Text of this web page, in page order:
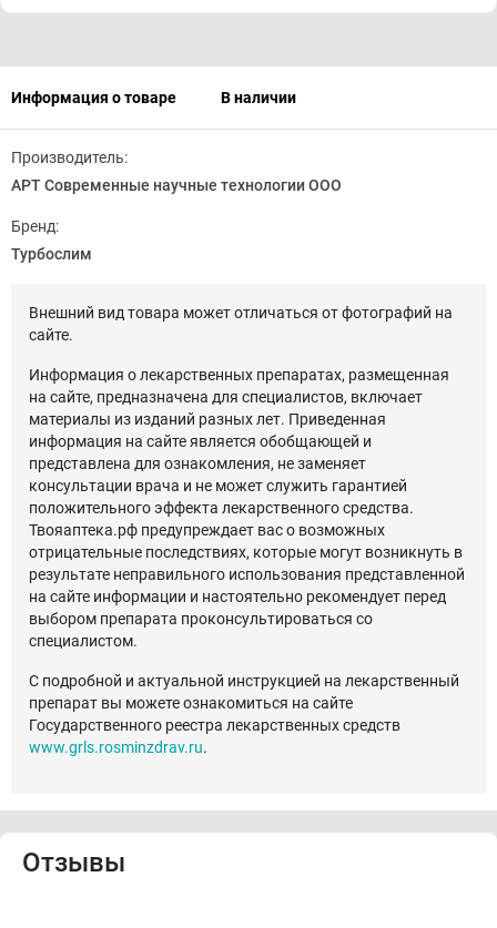
Информация о товаре В наличии
Производитель:
АРТ Современные научные технологии ООО
Бренд:
Турбослим
Внешний вид товара может отличаться от фотографий на
сайте.
Информация о лекарственных препаратах, размещенная
на сайте, предназначена для специалистов, включает
материалы из изданий разных лет. Приведенная
информация на сайте является обобщающей и
представлена для ознакомления, не заменяет
консультации врача и не может служить гарантией
положительного эффекта лекарственного средства.
Твояаптека.рф предупреждает вас о возможных
отрицательные последствиях, которые могут возникнуть в
результате неправильного использования представленной
на сайте информации и настоятельно рекомендует перед
выбором препарата проконсультироваться со
специалистом.
С подробной и актуальной инструкцией на лекарственный
препарат вы можете ознакомиться на сайте
Государственного реестра лекарственных средств
www.grls.rosminzdrav.ru.
Отзывы